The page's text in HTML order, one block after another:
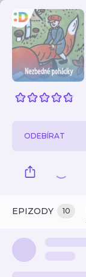
ODEBÍRAT
EPIZODY 10